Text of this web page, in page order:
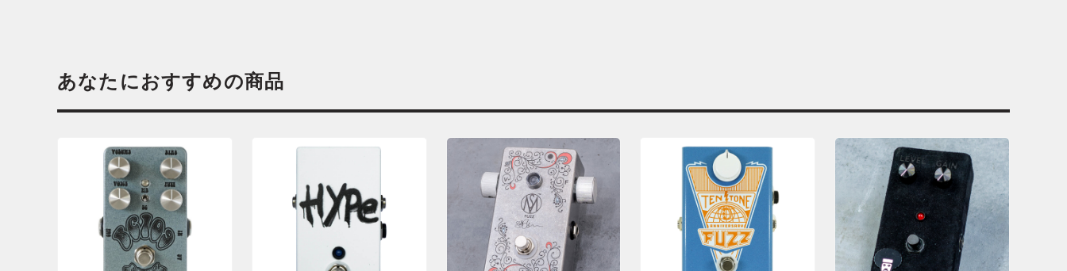
あなたにおすすめの商品